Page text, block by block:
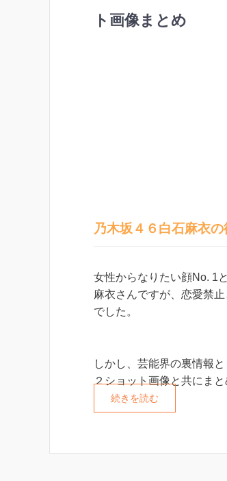
ト画像まとめ
乃木坂４６白石麻衣
女性からなりたい顔No. 1
麻衣さんですが、恋愛禁
でした。
しかし、芸能界の裏情報
２ショット画像と共にまと
続きを読む